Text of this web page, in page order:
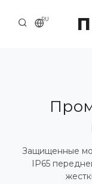
RU
О КОМПАНИИ
ПРИМЕРЫ И
КАТАЛОГ
ПРЕСС-ЦЕНТР
Защищенные
IP65